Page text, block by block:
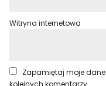
Witryna internetowa
Zapamiętaj moje
kolejnych komentarzy.